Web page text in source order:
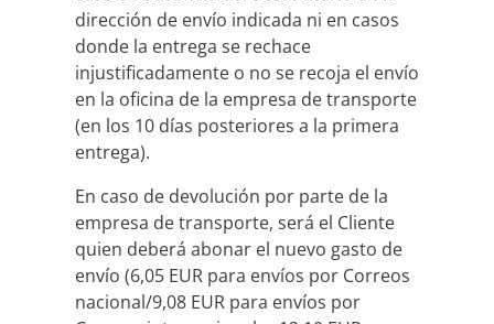
dirección de envío indicada ni en casos
donde la entrega se rechace
injustificadamente o no se recoja el envío
en la oficina de la empresa de transporte
(en los 10 días posteriores a la primera
entrega).
En caso de devolución por parte de la
empresa de transporte, será el Cliente
quien deberá abonar el nuevo gasto de
envío (6,05 EUR para envíos por Correos
nacional/9,08 EUR para envíos por